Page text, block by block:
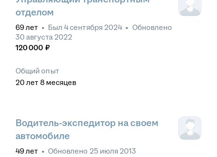
отделом
69лет • Был 4 сентября 2024 • Обновлено
30 августа 2022
120 000 ₽
Общий опыт
20 лет 8 месяцев
Водитель-экспедитор на своем
автомобиле
49лет • Обновлено 25 июля 2013